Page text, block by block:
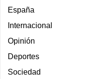
España
Internacional
Opinión
Deportes
Sociedad